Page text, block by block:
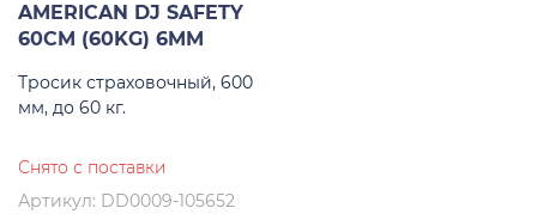
AMERICAN DJ SAFETY
60CM (60KG) 6MM
Тросик страховочный, 600
мм, до 60 кг.
Снято с поставки
Артикул: DD0009-105652